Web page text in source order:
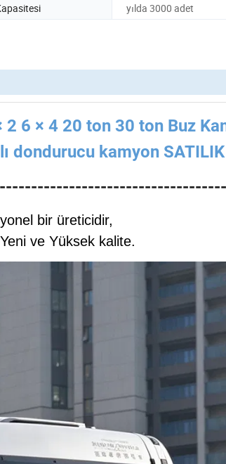
yılda 3000 adet
2 6 × 4 20 ton 30 ton Buz
dondurucu kamyon SATILIK
bir üreticidir,
ve Yüksek kalite.